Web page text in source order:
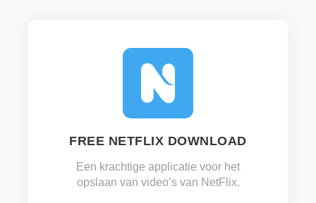
FREE NETFLIX DOWNLOAD
Een krachtige applicatie voor het
opslaan van video’s van NetFlix.